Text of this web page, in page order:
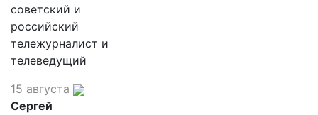
советский и
российский
тележурналист и
телеведущий
15 августа
Сергей